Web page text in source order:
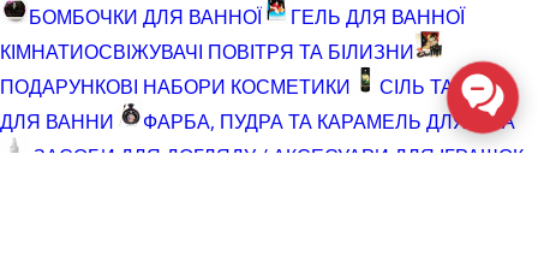
БОМБОЧКИ ДЛЯ ВАННОЇ
ГЕЛЬ ДЛЯ ВАННОЇ
КІМНАТИОСВІЖУВАЧІ ПОВІТРЯ ТА БІЛИЗНИ
ПОДАРУНКОВІ НАБОРИ КОСМЕТИКИ
СІЛЬ ТА ПІНА
ДЛЯ ВАННИ
ФАРБА, ПУДРА ТА КАРАМЕЛЬ ДЛЯ ТІЛА
ЗАСОБИ ДЛЯ ДОГЛЯДУ / АКСЕСУАРИ ДЛЯ ІГРАШОК